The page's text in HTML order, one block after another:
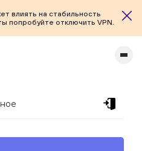
влиять на стабильность
попробуйте отключить VPN.